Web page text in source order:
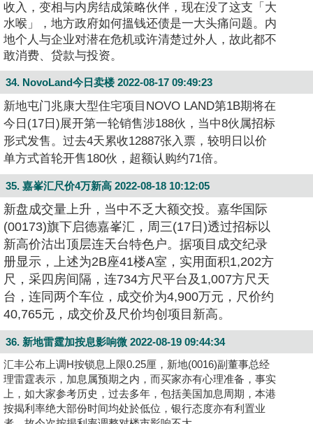
收入，变相与内房结成策略伙伴，现在没了这支「大
水喉」，地方政府如何搵钱还债是一大头痛问题。内
地个人与企业对潜在危机或许清楚过外人，故此都不
敢消费、贷款与投资。
34. NovoLand今日卖楼 2022-08-17 09:49:23
新地屯门兆康大型住宅项目NOVO LAND第1B期将在
今日(17日)展开第一轮销售涉188伙，当中8伙属招标
形式发售。过去4天累收12887张入票，较明日以价
单方式首轮开售180伙，超额认购约71倍。
35. 嘉峯汇尺价4万新高 2022-08-18 10:12:05
新盘成交量上升，当中不乏大额交投。嘉华国际
(00173)旗下启德嘉峯汇，周三(17日)透过招标以
新高价沽出顶层连天台特色户。据项目成交纪录
册显示，上述为2B座41楼A室，实用面积1,202方
尺，采四房间隔，连734方尺平台及1,007方尺天
台，连同两个车位，成交价为4,900万元，尺价约
40,765元，成交价及尺价均创项目新高。
36. 新地雷霆加按息影响微 2022-08-19 09:44:34
汇丰公布上调H按锁息上限0.25厘，新地(0016)副董事总经
理雷霆表示，加息属预期之内，而买家亦有心理准备，事实
上，如大家参考历史，过去多年，包括美国加息周期，本港
按揭利率绝大部份时间均处於低位，银行态度亦有利置业